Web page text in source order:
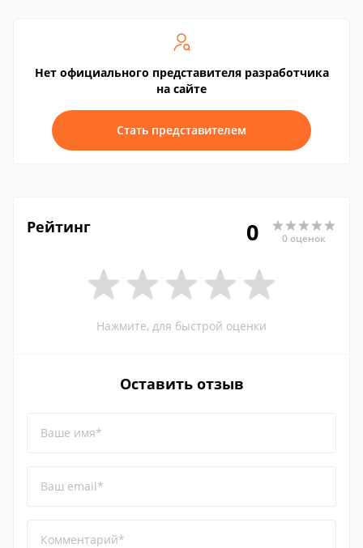
Нет официального представителя разработчика
на сайте
Стать представителем
Рейтинг 0 0 оценок
Нажмите, для быстрой оценки
Оставить отзыв
Ваше имя*
Ваш email*
Комментарий*